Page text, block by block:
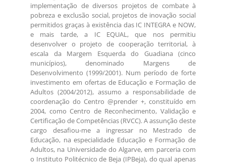
implementação de diversos projetos de combate à
pobreza e exclusão social, projetos de inovação social
permitidos graças à existência das IC INTEGRA e NOW,
e mais tarde, a IC EQUAL, que nos permitiu
desenvolver o projeto de cooperação territorial, à
escala da Margem Esquerda do Guadiana (cinco
municípios), denominado Margens de
Desenvolvimento (1999/2001). Num período de forte
investimento em ofertas de Educação e Formação de
Adultos (2004/2012), assumo a responsabilidade de
coordenação do Centro @prender +, constituído em
2004, como Centro de Reconhecimento, Validação e
Certificação de Competências (RVCC). A assunção deste
cargo desafiou-me a ingressar no Mestrado de
Educação, na especialidade Educação e Formação de
Adultos, na Universidade do Algarve, em parceria com
o Instituto Politécnico de Beja (IPBeja), do qual apenas